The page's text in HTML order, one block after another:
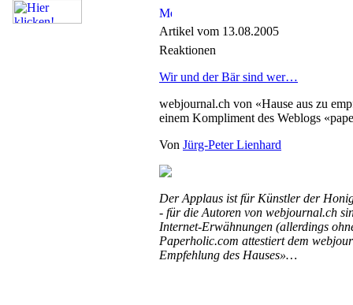
Artikel vom 13.08.2005
Reaktionen
Wir und der Bär sind wer…
webjournal.ch von «Hause aus zu
einem Kompliment des Weblogs
Von Jürg-Peter Lienhard
Der Applaus ist für Künstler der
- für die Autoren von webjournal.ch
Internet-Erwähnungen (allerdings
Paperholic.com attestiert dem
Empfehlung des Hauses»…